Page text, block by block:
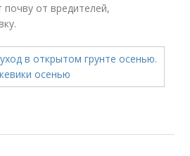
от вредителей,